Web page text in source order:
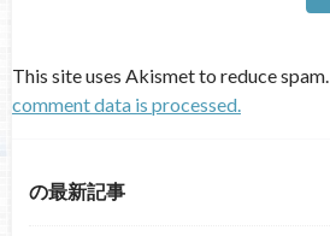
This site uses Akismet to reduce spam.
comment data is processed.
の最新記事